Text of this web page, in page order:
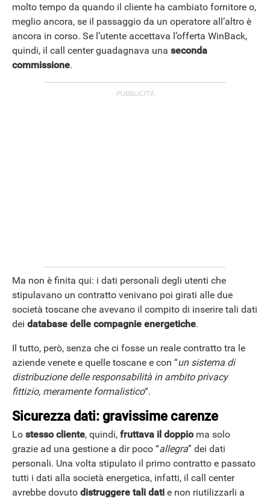
molto tempo da quando il cliente ha cambiato fornitore o,
meglio ancora, se il passaggio da un operatore all’altro è
ancora in corso. Se l’utente accettava l’offerta WinBack,
quindi, il call center guadagnava una seconda
commissione.
Ma non è finita qui: i dati personali degli utenti che
stipulavano un contratto venivano poi girati alle due
società toscane che avevano il compito di inserire tali dati
dei database delle compagnie energetiche.
Il tutto, però, senza che ci fosse un reale contratto tra le
aziende venete e quelle toscane e con “un sistema di
distribuzione delle responsabilità in ambito privacy
fittizio, meramente formalistico“.
Sicurezza dati: gravissime carenze
Lo stesso cliente, quindi, fruttava il doppioma solo
grazie ad una gestione a dir poco “allegra” dei dati
personali. Una volta stipulato il primo contratto e passato
tutti i dati alla società energetica, infatti, il call center
avrebbe dovuto distruggere tali dati e non riutilizzarli a